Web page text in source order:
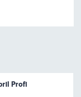
Profi